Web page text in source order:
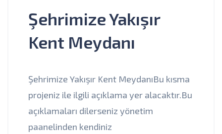
Şehrimize Yakışır
Kent Meydanı
Şehrimize Yakışır Kent MeydanıBu kısma
projeniz ile ilgili açıklama yer alacaktır.Bu
açıklamaları dilerseniz yönetim
paanelinden kendiniz